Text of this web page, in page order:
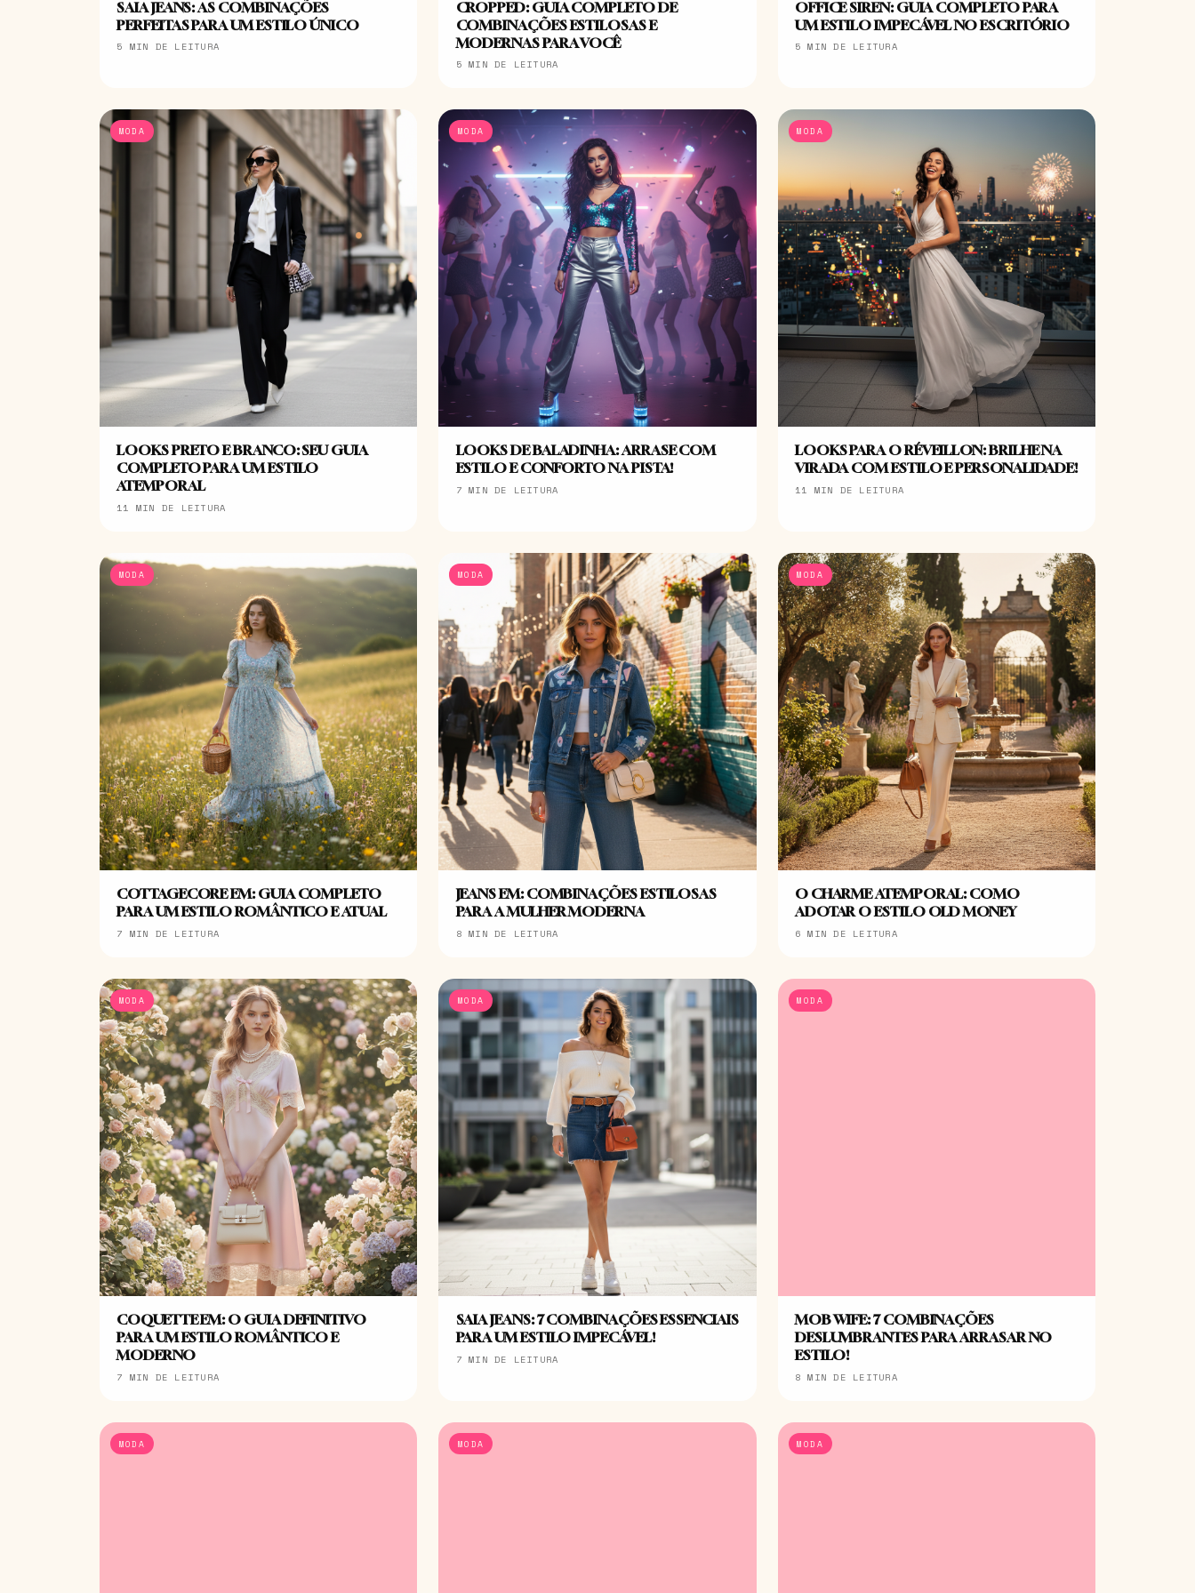
SAIA JEANS: AS COMBINAÇÕES
PERFEITAS PARA UM ESTILO ÚNICO
5 MIN DE LEITURA
CROPPED: GUIA COMPLETO DE
COMBINAÇÕES ESTILOSAS E
MODERNAS PARA VOCÊ
5 MIN DE LEITURA
OFFICE SIREN: GUIA COMPLETO PARA
UM ESTILO IMPECÁVEL NO ESCRITÓRIO
5 MIN DE LEITURA
MODA
LOOKS PRETO E BRANCO: SEU GUIA
COMPLETO PARA UM ESTILO
ATEMPORAL
11 MIN DE LEITURA
MODA
LOOKS DE BALADINHA: ARRASE COM
ESTILO E CONFORTO NA PISTA!
7 MIN DE LEITURA
MODA
LOOKS PARA O RÉVEILLON: BRILHE NA
VIRADA COM ESTILO E PERSONALIDADE!
11 MIN DE LEITURA
MODA
COTTAGECORE EM: GUIA COMPLETO
PARA UM ESTILO ROMÂNTICO E ATUAL
7 MIN DE LEITURA
MODA
JEANS EM: COMBINAÇÕES ESTILOSAS
PARA A MULHER MODERNA
8 MIN DE LEITURA
MODA
O CHARME ATEMPORAL: COMO
ADOTAR O ESTILO OLD MONEY
6 MIN DE LEITURA
MODA
COQUETTE EM: O GUIA DEFINITIVO
PARA UM ESTILO ROMÂNTICO E
MODERNO
7 MIN DE LEITURA
MODA
SAIA JEANS: 7 COMBINAÇÕES ESSENCIAIS
PARA UM ESTILO IMPECÁVEL!
7 MIN DE LEITURA
MODA
MOB WIFE: 7 COMBINAÇÕES
DESLUMBRANTES PARA ARRASAR NO
ESTILO!
8 MIN DE LEITURA
MODA MODA MODA